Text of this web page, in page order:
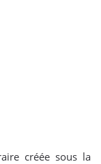
créée sous la